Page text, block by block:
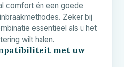
comfort én een goede
Zeker bij
essentieel als u het
wilt halen.
met uw